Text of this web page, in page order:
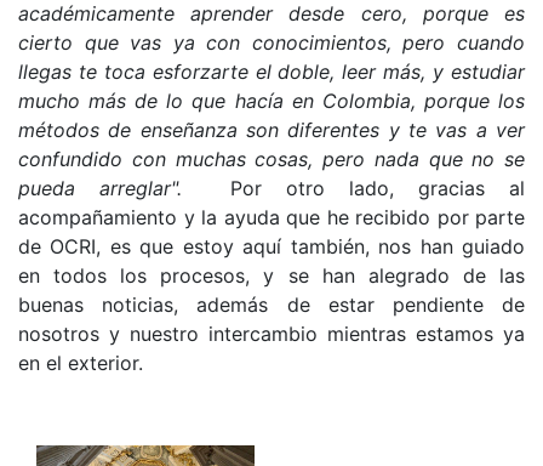
académicamente aprender desde cero, porque es
cierto que vas ya con conocimientos, pero cuando
llegas te toca esforzarte el doble, leer más, y estudiar
mucho más de lo que hacía en Colombia, porque los
métodos de enseñanza son diferentes y te vas a ver
confundido con muchas cosas, pero nada que no se
pueda arreglar".
Por otro lado, gracias al
acompañamiento y la ayuda que he recibido por parte
de OCRI, es que estoy aquí también, nos han guiado
en todos los procesos, y se han alegrado de las
buenas noticias, además de estar pendiente de
nosotros y nuestro intercambio mientras estamos ya
en el exterior.